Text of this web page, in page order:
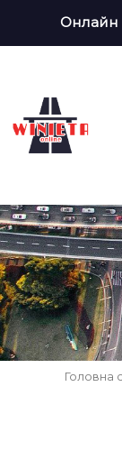
Онлайн
Головна